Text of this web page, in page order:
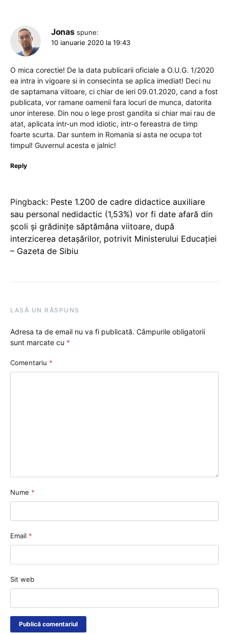
Jonas spune:
10 ianuarie 2020 la 19:43
O mica corectie! De la data publicarii oficiale a O.U.G. 1/2020
ea intra in vigoare si in consecinta se aplica imediat! Deci nu
de saptamana viitoare, ci chiar de ieri 09.01.2020, cand a fost
publicata, vor ramane oamenii fara locuri de munca, datorita
unor interese. Din nou o lege prost gandita si chiar mai rau de
atat, aplicata intr-un mod idiotic, intr-o fereastra de timp
foarte scurta. Dar suntem in Romania si asta ne ocupa tot
timpul! Guvernul acesta e jalnic!
Reply
Pingback: Peste 1.200 de cadre didactice auxiliare
sau personal nedidactic (1,53%) vor fi date afară din
școli și grădinițe săptămâna viitoare, după
interzicerea detașărilor, potrivit Ministerului Educației
– Gazeta de Sibiu
LASĂ UN RĂSPUNS
Adresa ta de email nu va fi publicată. Câmpurile obligatorii
sunt marcate cu *
Comentariu *
Nume *
Email *
Sit web